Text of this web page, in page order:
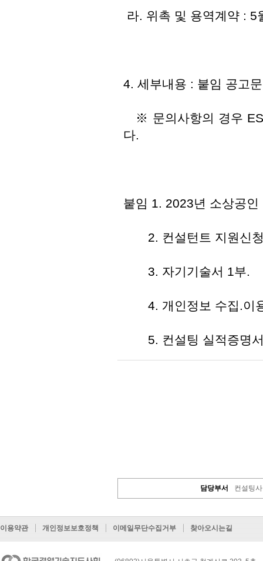
라. 위촉 및 용역계약 : 5
4. 세부내용 : 붙임 공고
※ 문의사항의 경우
다.
붙임 1. 2023년 소상공
2. 컨설턴트 지원신
3. 자기기술서 1부.
4. 개인정보 수집.이
5. 컨설팅 실적증명서
담당부서 컨설팅
이용약관 개인정보보호정책 이메일무단수집거부 찾아오시는길